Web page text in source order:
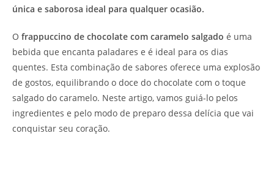
única e saborosa ideal para qualquer ocasião.
O frappuccino de chocolate com caramelo salgado é uma
bebida que encanta paladares e é ideal para os dias
quentes. Esta combinação de sabores oferece uma explosão
de gostos, equilibrando o doce do chocolate com o toque
salgado do caramelo. Neste artigo, vamos guiá-lo pelos
ingredientes e pelo modo de preparo dessa delícia que vai
conquistar seu coração.